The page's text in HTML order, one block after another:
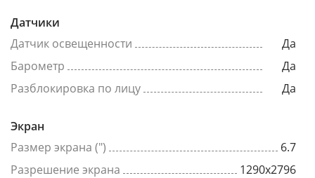
Датчики
Датчик освещенности
Да
Барометр
Да
Разблокировка по лицу
Да
Экран
Размер экрана (")
6.7
Разрешение экрана
1290x2796